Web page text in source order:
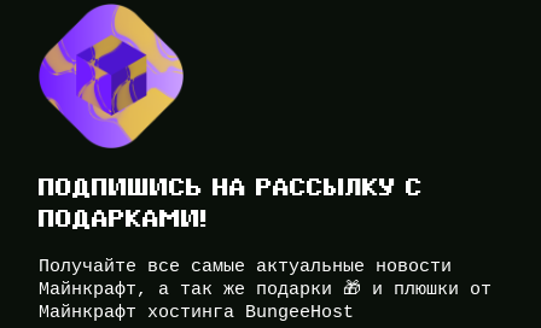
ПОДПИШИСЬ НА РАССЫЛКУ С
ПОДАРКАМИ!
Получайте все самые актуальные новости
Майнкрафт, а так же подарки 🎁 и плюшки от
Майнкрафт хостинга BungeeHost